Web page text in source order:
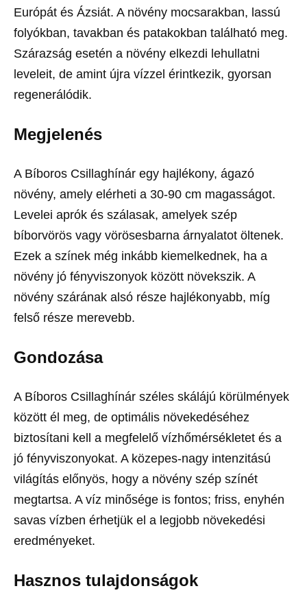
Európát és Ázsiát. A növény mocsarakban, lassú
folyókban, tavakban és patakokban található meg.
Szárazság esetén a növény elkezdi lehullatni
leveleit, de amint újra vízzel érintkezik, gyorsan
regenerálódik.
Megjelenés
A Bíboros Csillaghínár egy hajlékony, ágazó
növény, amely elérheti a 30-90 cm magasságot.
Levelei aprók és szálasak, amelyek szép
bíborvörös vagy vörösesbarna árnyalatot öltenek.
Ezek a színek még inkább kiemelkednek, ha a
növény jó fényviszonyok között növekszik. A
növény szárának alsó része hajlékonyabb, míg
felső része merevebb.
Gondozása
A Bíboros Csillaghínár széles skálájú körülmények
között él meg, de optimális növekedéséhez
biztosítani kell a megfelelő vízhőmérsékletet és a
jó fényviszonyokat. A közepes-nagy intenzitású
világítás előnyös, hogy a növény szép színét
megtartsa. A víz minősége is fontos; friss, enyhén
savas vízben érhetjük el a legjobb növekedési
eredményeket.
Hasznos tulajdonságok